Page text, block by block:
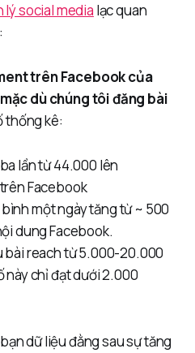
lý social media lạc quan
trên Facebook của
dù chúng tôi đăng bài
thống kê:
lần từ 44.000 lên
Facebook
một ngày tăng từ ~ 500
dung Facebook.
bài reach từ 5.000-20.000
chỉ đạt dưới 2.000
dữ liệu đằng sau sự tăng